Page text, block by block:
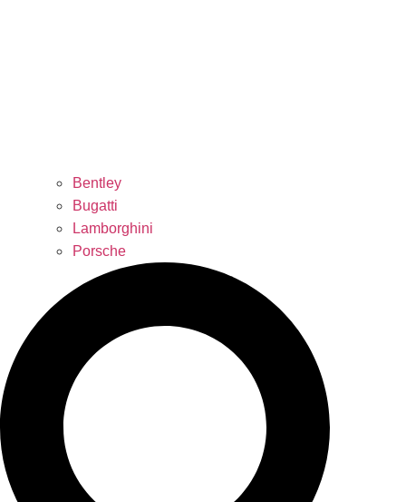
Bentley
Bugatti
Lamborghini
Porsche